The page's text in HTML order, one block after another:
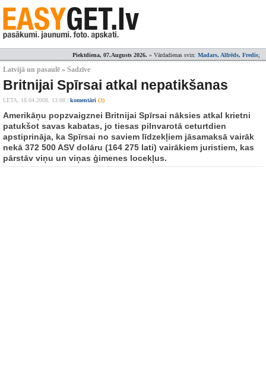
Piektdiena, 07.Augusts 2026. » Vārdadienas svin: Madars, Alfrēds, Fredis;
Latvijā un pasaulē » Sadzīve
Britnijai Spīrsai atkal nepatikšanas
LETA, 18.04.2008. 13:08 komentāri (3)
Amerikāņu popzvaigznei Britnijai Spīrsai nāksies atkal krietni
patukšot savas kabatas, jo tiesas pilnvarotā ceturtdien
apstiprināja, ka Spīrsai no saviem līdzekļiem jāsamaksā vairāk
nekā 372 500 ASV dolāru (164 275 lati) vairākiem juristiem, kas
pārstāv viņu un viņas ģimenes locekļus.